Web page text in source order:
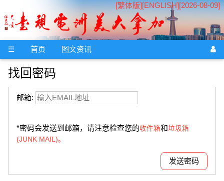
[繁体版][ENGLISH][2026-08-09]
☰ 首页 图文资讯
找回密码
邮箱:
*密码会发送到邮箱，请注意检查您的收件箱和垃圾箱
(JUNK MAIL)。